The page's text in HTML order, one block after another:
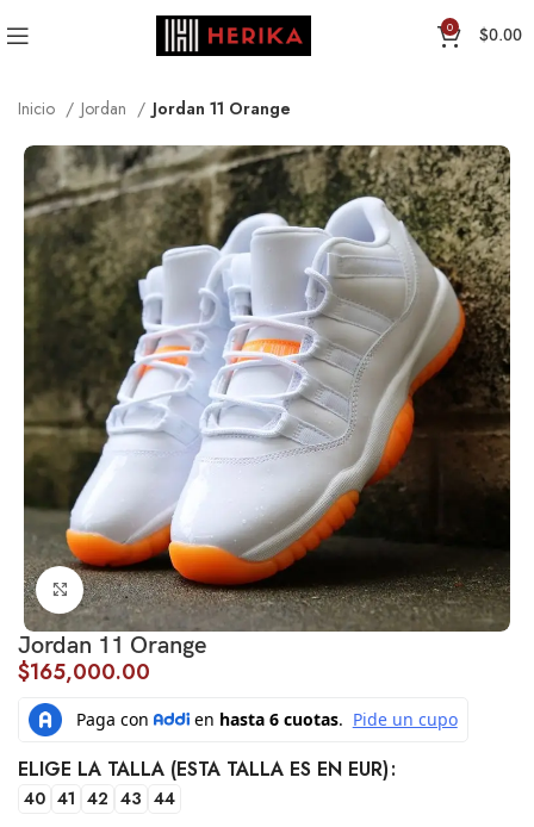
0 $0.00
Inicio Jordan Jordan 11 Orange
Click to enlarge
Jordan 11 Orange
$165,000.00
ELIGE LA TALLA (ESTA TALLA ES EN EUR)
40 41 42 43 44